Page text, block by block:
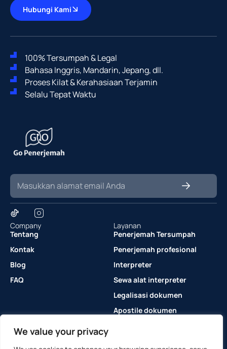
We value your privacy
Hubungi Kami
100% Tersumpah & Legal
Bahasa Inggris, Mandarin, Jepang, dll.
Proses Kilat & Kerahasiaan Terjamin
Selalu Tepat Waktu
Company
Tentang
Kontak
Blog
FAQ
Layanan
Penerjemah Tersumpah
Penerjemah profesional
Interpreter
Sewa alat interpreter
Legalisasi dokumen
Apostile dokumen